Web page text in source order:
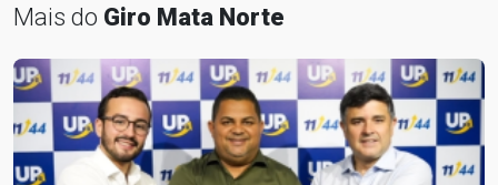
Mais do Giro Mata Norte